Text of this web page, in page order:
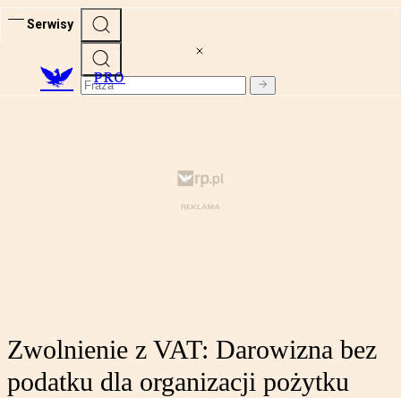
Serwisy
PRO
Zwolnienie z VAT: Darowizna bez
podatku dla organizacji pożytku